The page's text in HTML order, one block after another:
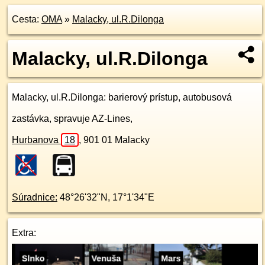
Cesta: OMA» Malacky, ul.R.Dilonga
Malacky, ul.R.Dilonga
Malacky, ul.R.Dilonga: barierový prístup, autobusová
zastávka, spravuje AZ-Lines,
Hurbanova 18 , 901 01 Malacky
Súradnice: 48°26'32"N , 17°1'34"E
Extra: